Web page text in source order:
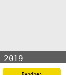
Rendben
2019